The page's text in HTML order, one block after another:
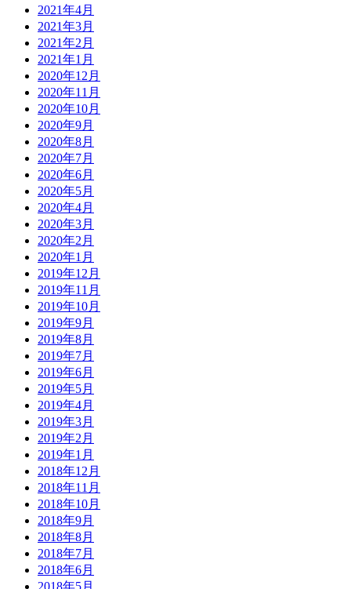
2021年4月
2021年3月
2021年2月
2021年1月
2020年12月
2020年11月
2020年10月
2020年9月
2020年8月
2020年7月
2020年6月
2020年5月
2020年4月
2020年3月
2020年2月
2020年1月
2019年12月
2019年11月
2019年10月
2019年9月
2019年8月
2019年7月
2019年6月
2019年5月
2019年4月
2019年3月
2019年2月
2019年1月
2018年12月
2018年11月
2018年10月
2018年9月
2018年8月
2018年7月
2018年6月